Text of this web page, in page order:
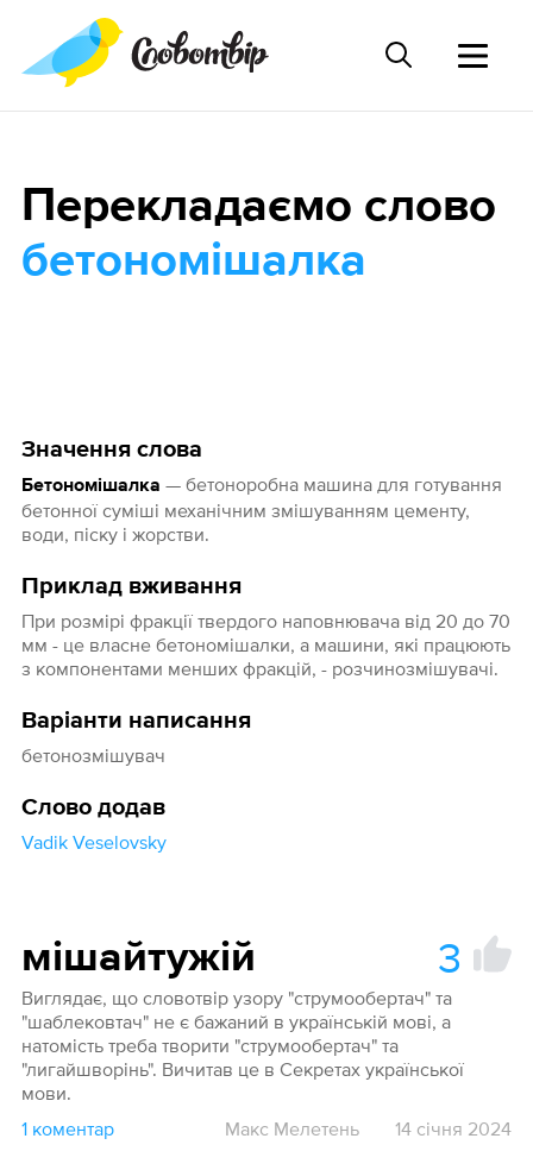
Значення слова
Бетономішалка — бетоноробна машина для готування
бетонної суміші механічним змішуванням цементу,
води, піску і жорстви.
Приклад вживання
При розмірі фракції твердого наповнювача від 20 до 70
мм - це власне бетономішалки, а машини, які працюють
з компонентами менших фракцій, - розчинозмішувачі.
Варіанти написання
бетонозмішувач
Слово додав
Vadik Veselovsky
Перекладаємо слово
бетономішалка
мішайтужій 3
Виглядає, що словотвір узору "струмообертач" та
"шаблековтач" не є бажаний в українській мові, а
натомість треба творити "струмообертач" та
"лигайшворінь". Вичитав це в Секретах української
мови.
1 коментар
Макс Мелетень 14 січня 2024